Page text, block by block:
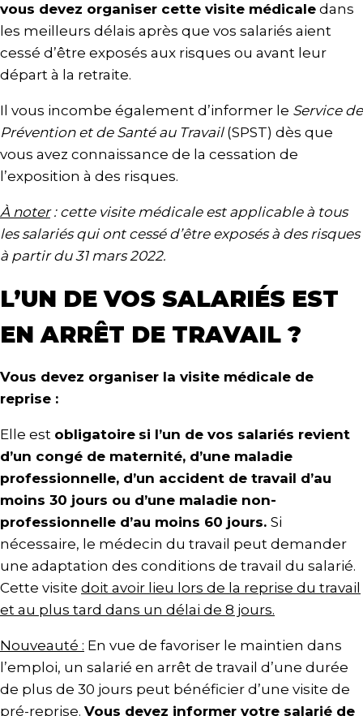
vous devez organiser cette visite médicale dans
les meilleurs délais après que vos salariés aient
cessé d’être exposés aux risques ou avant leur
départ à la retraite.
Il vous incombe également d’informer le Service de
Prévention et de Santé au Travail (SPST) dès que
vous avez connaissance de la cessation de
l’exposition à des risques.
À noter: cette visite médicale est applicable à tous
les salariés qui ont cessé d’être exposés à des risques
à partir du 31 mars 2022.
L’UN DE VOS SALARIÉS EST
EN ARRÊT DE TRAVAIL ?
Vous devez organiser la visite médicale de
reprise :
Elle est obligatoire si l’un de vos salariés revient
d’un congé de maternité, d’une maladie
professionnelle, d’un accident de travail d’au
moins 30 jours ou d’une maladie non-
professionnelle d’au moins 60 jours. Si
nécessaire, le médecin du travail peut demander
une adaptation des conditions de travail du salarié.
Cette visite doit avoir lieu lors de la reprise du travail
et au plus tard dans un délai de 8 jours.
Nouveauté : En vue de favoriser le maintien dans
l’emploi, un salarié en arrêt de travail d’une durée
de plus de 30 jours peut bénéficier d’une visite de
pré-reprise. Vous devez informer votre salarié de